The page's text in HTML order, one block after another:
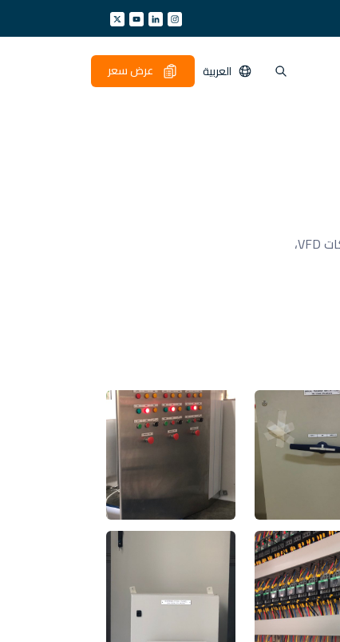
العربية عرض سعر
ادخل إلى المستقبل مع لوحات التحكم SCADA، وأنظمة PLC، ولوحات التحكم في المحركات VFD،